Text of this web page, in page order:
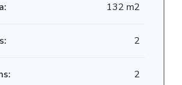
132 m2
2
2